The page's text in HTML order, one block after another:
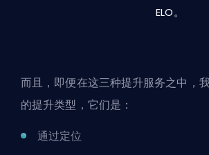
ELO。
而且，即便在这三种提升服务之中，
的提升类型，它们是：
通过定位